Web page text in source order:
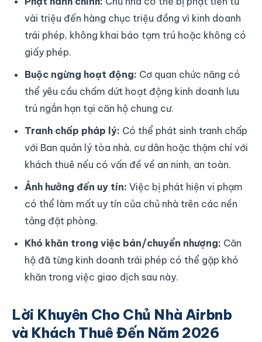
vài triệu đến hàng chục triệu đồng vì kinh doanh
trái phép, không khai báo tạm trú hoặc không có
giấy phép.
Buộc ngừng hoạt động: Cơ quan chức năng có
thể yêu cầu chấm dứt hoạt động kinh doanh lưu
trú ngắn hạn tại căn hộ chung cư.
Tranh chấp pháp lý: Có thể phát sinh tranh chấp
với Ban quản lý tòa nhà, cư dân hoặc thậm chí với
khách thuê nếu có vấn đề về an ninh, an toàn.
Ảnh hưởng đến uy tín: Việc bị phát hiện vi phạm
có thể làm mất uy tín của chủ nhà trên các nền
tảng đặt phòng.
Khó khăn trong việc bán/chuyển nhượng: Căn
hộ đã từng kinh doanh trái phép có thể gặp khó
khăn trong việc giao dịch sau này.
Lời Khuyên Cho Chủ Nhà Airbnb
và Khách Thuê Đến Năm 2026